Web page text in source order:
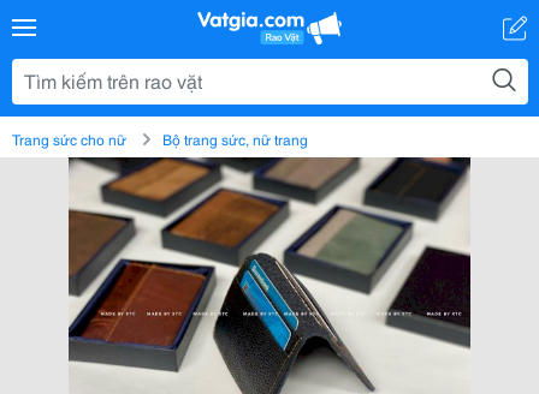
Trang sức cho nữ Bộ trang sức, nữ trang